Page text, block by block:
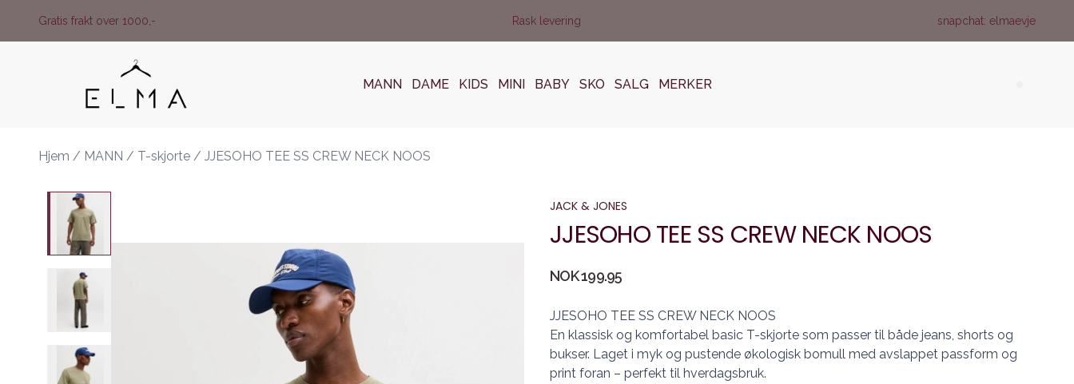
Gratis frakt over 1000,- Rask levering snapchat: elmaevje
MANN DAME KIDS MINI BABY SKO SALG MERKER
Hjem / MANN / T-skjorte / JJESOHO TEE SS CREW NECK NOOS
JACK & JONES
JJESOHO TEE SS CREW NECK NOOS
Produktdetaljer
NOK 199.95
Description
JJESOHO TEE SS CREW NECK NOOS
En klassisk og komfortabel basic T-skjorte som passer til både jeans, shorts og
bukser. Laget i myk og pustende økologisk bomull med avslappet passform og
print foran – perfekt til hverdagsbruk.